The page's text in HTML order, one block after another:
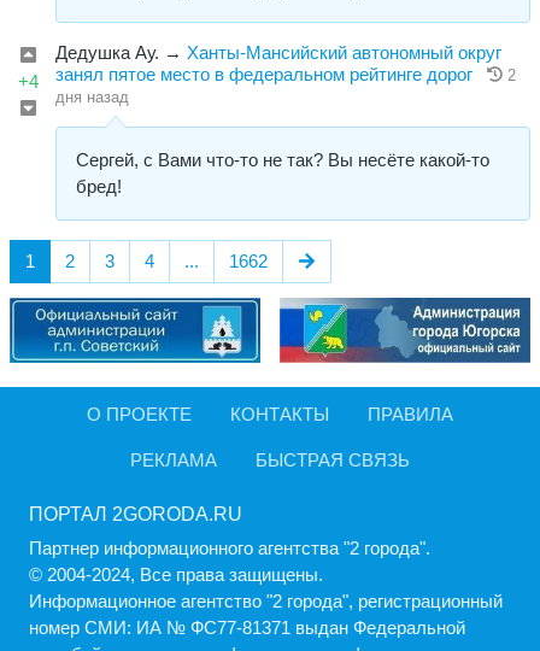
+4
Дедушка Ау. → Ханты-Мансийский автономный округ
занял пятое место в федеральном рейтинге дорог
2
дня назад
Сергей, с Вами что-то не так? Вы несёте какой-то
бред!
1 2 3 4 ... 1662
О ПРОЕКТЕ КОНТАКТЫ ПРАВИЛА
РЕКЛАМА БЫСТРАЯ СВЯЗЬ
ПОРТАЛ 2GORODA.RU
Партнер информационного агентства "2 города".
© 2004-2024, Все права защищены.
Информационное агентство "2 города", регистрационный
номер СМИ: ИА № ФС77-81371 выдан Федеральной